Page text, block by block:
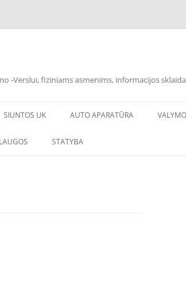
-Verslui, fiziniams asmenims, informacijos
SIUNTOS UK AUTO APARATŪRA
STATYBA